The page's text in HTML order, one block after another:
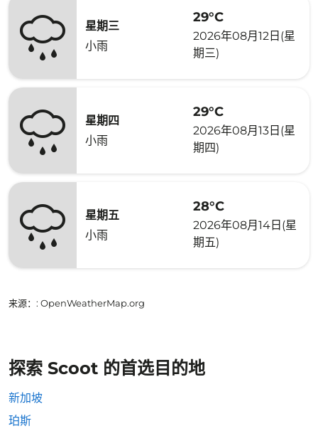
星期三
小雨
29°C
2026年08月12日(星
期三)
星期四
小雨
29°C
2026年08月13日(星
期四)
星期五
小雨
28°C
2026年08月14日(星
期五)
来源： : OpenWeatherMap.org
探索 Scoot 的首选目的地
新加坡
珀斯